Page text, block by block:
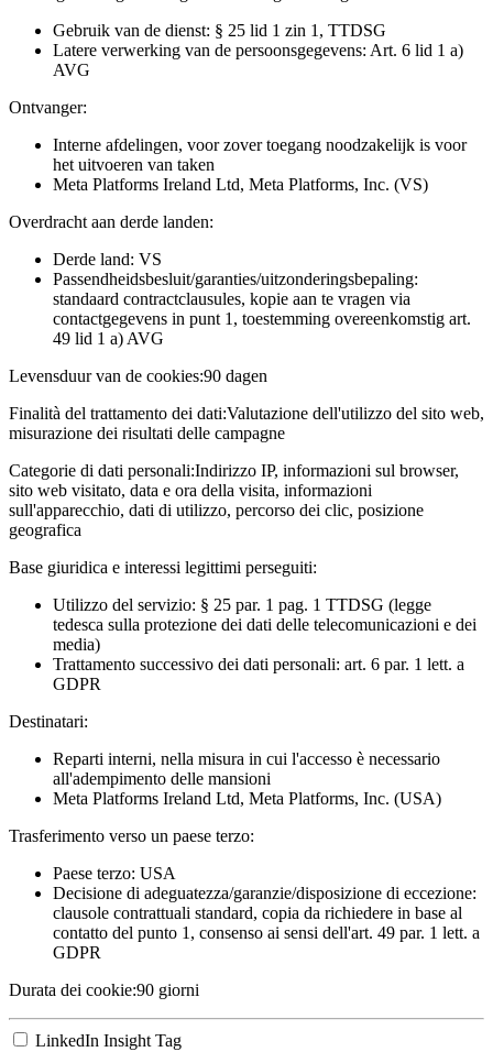
Gebruik van de dienst: § 25 lid 1 zin 1, TTDSG
Latere verwerking van de persoonsgegevens: Art. 6 lid 1 a)
AVG
Ontvanger:
Interne afdelingen, voor zover toegang noodzakelijk is voor
het uitvoeren van taken
Meta Platforms Ireland Ltd, Meta Platforms, Inc. (VS)
Overdracht aan derde landen:
Derde land: VS
Passendheidsbesluit/garanties/uitzonderingsbepaling:
standaard contractclausules, kopie aan te vragen via
contactgegevens in punt 1, toestemming overeenkomstig art.
49 lid 1 a) AVG
Levensduur van de cookies:90 dagen
Finalità del trattamento dei dati:Valutazione dell'utilizzo del sito web,
misurazione dei risultati delle campagne
Categorie di dati personali:Indirizzo IP, informazioni sul browser,
sito web visitato, data e ora della visita, informazioni
sull'apparecchio, dati di utilizzo, percorso dei clic, posizione
geografica
Base giuridica e interessi legittimi perseguiti:
Utilizzo del servizio: § 25 par. 1 pag. 1 TTDSG (legge
tedesca sulla protezione dei dati delle telecomunicazioni e dei
media)
Trattamento successivo dei dati personali: art. 6 par. 1 lett. a
GDPR
Destinatari:
Reparti interni, nella misura in cui l'accesso è necessario
all'adempimento delle mansioni
Meta Platforms Ireland Ltd, Meta Platforms, Inc. (USA)
Trasferimento verso un paese terzo:
Paese terzo: USA
Decisione di adeguatezza/garanzie/disposizione di eccezione:
clausole contrattuali standard, copia da richiedere in base al
contatto del punto 1, consenso ai sensi dell'art. 49 par. 1 lett. a
GDPR
Durata dei cookie:90 giorni
LinkedIn Insight Tag